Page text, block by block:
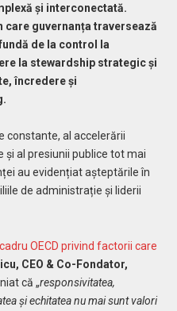
și interconectată.
care guvernanța traversează
de la control la
la stewardship strategic și
încredere și
constante, al accelerării
și al presiunii publice tot mai
au evidențiat așteptările în
de administrație și liderii
cadru OECD privind factorii care
CEO & Co-Fondator,
că „responsivitatea,
și echitatea nu mai sunt valori